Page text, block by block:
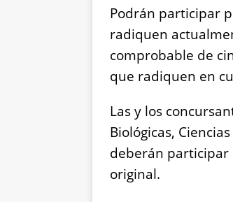
Podrán participar
radiquen
comprobable de
que radiquen en
Las y los
Biológicas,
deberán participar
original.